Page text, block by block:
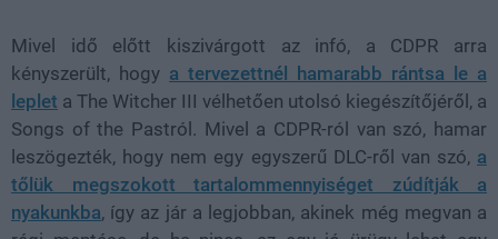
Mivel idő előtt kiszivárgott az infó, a CDPR arra
kényszerült, hogy a tervezettnél hamarabb rántsa le a
leplet a The Witcher III vélhetően utolsó kiegészítőjéről, a
Songs of the Pastról. Mivel a CDPR-ról van szó, hamar
leszögezték, hogy nem egy egyszerű DLC-ről van szó, a
tőlük megszokott tartalommennyiséget zúdítják a
nyakunkba, így az jár a legjobban, akinek még megvan a